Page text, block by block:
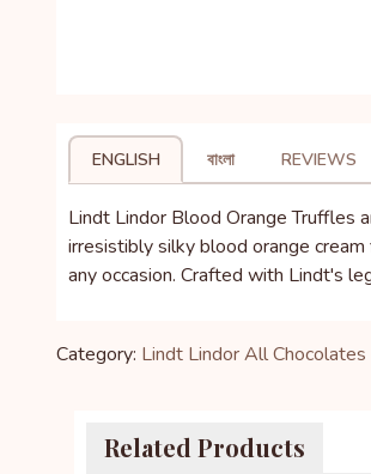
ENGLISH বাংলা REVIEWS
Lindt Lindor Blood Orange Truffles
irresistibly silky blood orange
any occasion. Crafted with Lindt's
Category: Lindt LindorAll Chocolates
Related Products